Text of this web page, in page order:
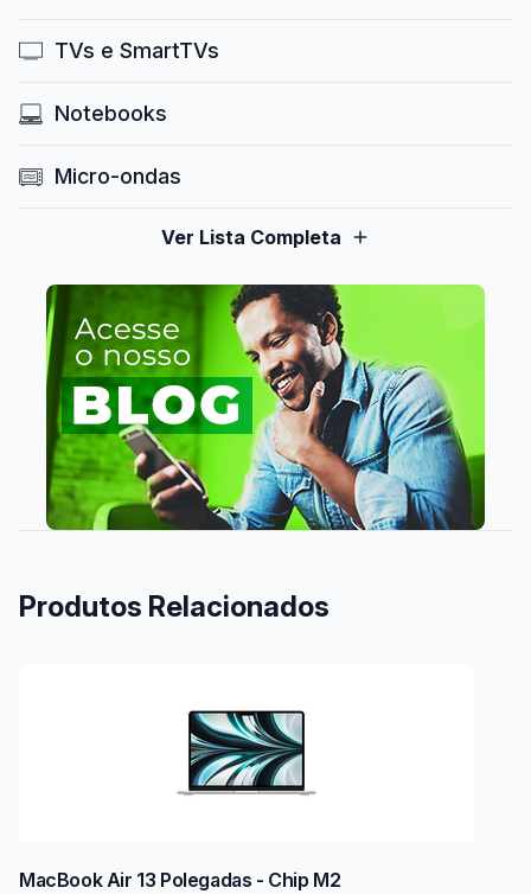
TVs e SmartTVs
Notebooks
Micro-ondas
Ver Lista Completa
Produtos Relacionados
MacBook Air 13 Polegadas - Chip M2